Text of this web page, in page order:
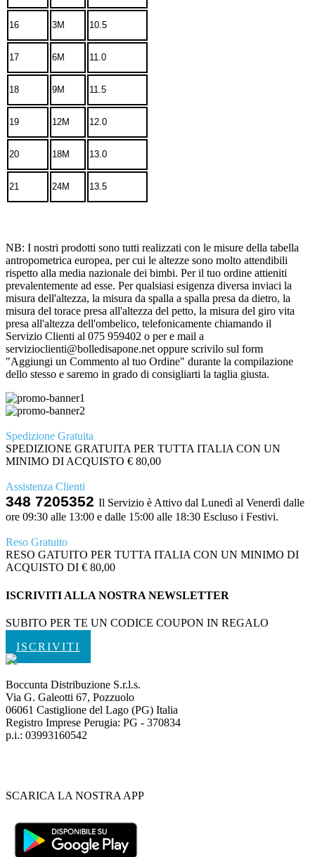
16 3M 10.5
17 6M 11.0
18 9M 11.5
19 12M 12.0
20 18M 13.0
21 24M 13.5
NB: I nostri prodotti sono tutti realizzati con le misure della tabella
antropometrica europea, per cui le altezze sono molto attendibili
rispetto alla media nazionale dei bimbi. Per il tuo ordine attieniti
prevalentemente ad esse. Per qualsiasi esigenza diversa inviaci la
misura dell'altezza, la misura da spalla a spalla presa da dietro, la
misura del torace presa all'altezza del petto, la misura del giro vita
presa all'altezza dell'ombelico, telefonicamente chiamando il
Servizio Clienti al 075 959402 o per e mail a
servizioclienti@bolledisapone.net oppure scrivilo sul form
"Aggiungi un Commento al tuo Ordine" durante la compilazione
dello stesso e saremo in grado di consigliarti la taglia giusta.
Spedizione Gratuita
SPEDIZIONE GRATUITA PER TUTTA ITALIA CON UN
MINIMO DI ACQUISTO € 80,00
Assistenza Clienti
348 7205352 Il Servizio è Attivo dal Lunedì al Venerdì dalle
ore 09:30 alle 13:00 e dalle 15:00 alle 18:30 Escluso i Festivi.
Reso Gratuito
RESO GATUITO PER TUTTA ITALIA CON UN MINIMO DI
ACQUISTO DI € 80,00
ISCRIVITI ALLA NOSTRA NEWSLETTER
SUBITO PER TE UN CODICE COUPON IN REGALO
ISCRIVITI
Boccunta Distribuzione S.r.l.s.
Via G. Galeotti 67, Pozzuolo
06061 Castiglione del Lago (PG) Italia
Registro Imprese Perugia: PG - 370834
p.i.: 03993160542
SCARICA LA NOSTRA APP